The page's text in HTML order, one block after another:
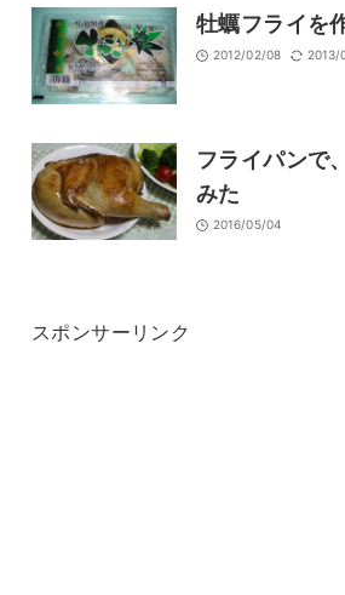
牡蠣フライを
2012/02/08 2013/
フライパンで
みた
2016/05/04
スポンサーリンク